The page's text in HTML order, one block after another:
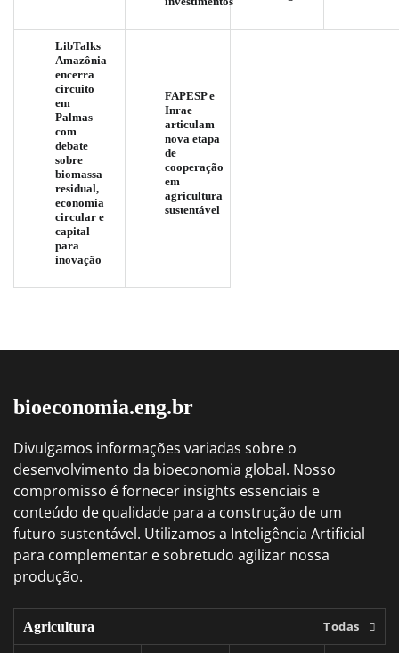
LibTalks
Amazônia
encerra
circuito
em
Palmas
com
debate
sobre
biomassa
residual,
economia
circular e
capital
para
inovação
FAPESP e
Inrae
articulam
nova etapa
de
cooperação
em
agricultura
sustentável
bioeconomia.eng.br
Divulgamos informações variadas sobre o
desenvolvimento da bioeconomia global. Nosso
compromisso é fornecer insights essenciais e
conteúdo de qualidade para a construção de um
futuro sustentável. Utilizamos a Inteligência Artificial
para complementar e sobretudo agilizar nossa
produção.
Agricultura Todas